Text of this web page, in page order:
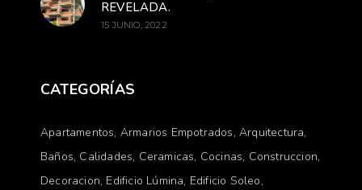
REVELADA.
15 JUNIO, 2022
CATEGORÍAS
Apartamentos Armarios Empotrados Arquitectura
Baños Calidades Ceramicas Cocinas Construccion
Decoracion Edificio Lúmina Edificio Soleo